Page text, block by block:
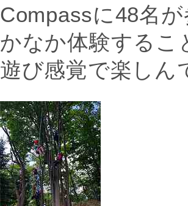
Compassに48名
かなか体験するこ
遊び感覚で楽しん